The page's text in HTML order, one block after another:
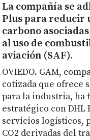
La compañía se
Plus para reducir
carbono
al uso de
aviación (SAF).
OVIEDO. GAM,
cotizada que ofrece
para la industria, ha
estratégico con
servicios logísticos,
CO2 derivadas del